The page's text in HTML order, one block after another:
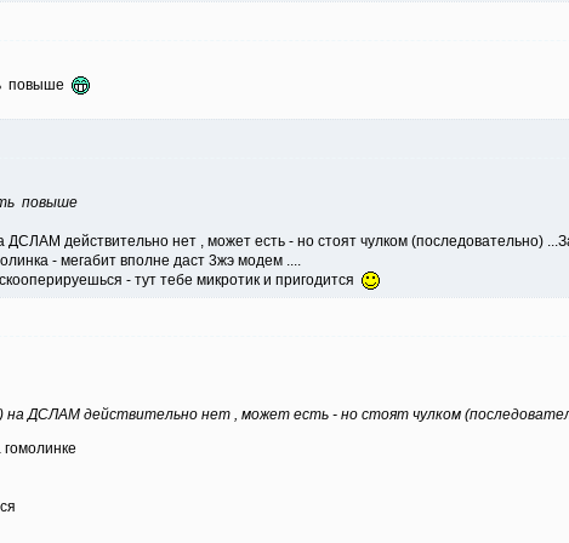
повыше
повыше
ДСЛАМ действительно нет , может есть - но стоят чулком (последовательно)
- мегабит вполне даст 3жэ модем ....
- тут тебе микротик и пригодится
на ДСЛАМ действительно нет , может есть - но стоят чулком
гомолинке